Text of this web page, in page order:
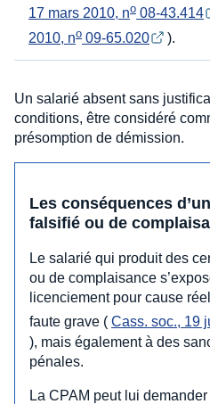
17 mars 2010, no 08-43.414
2010, no 09-65.020 ).
Un salarié absent sans
conditions, être considéré
présomption de démission.
Les conséquences
falsifié ou de
Le salarié qui produit des
ou de complaisance
licenciement pour cause
faute grave ( Cass. soc., 19
), mais également à des
pénales.
La CPAM peut lui